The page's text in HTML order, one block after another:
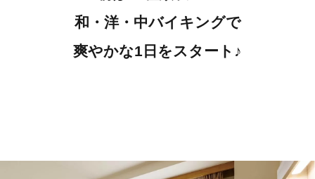
和・洋・中バイキングで
爽やかな1日をスタート♪